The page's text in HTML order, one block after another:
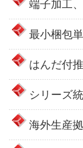
端子加工
最小梱包
はんだ付
シリーズ
海外生産